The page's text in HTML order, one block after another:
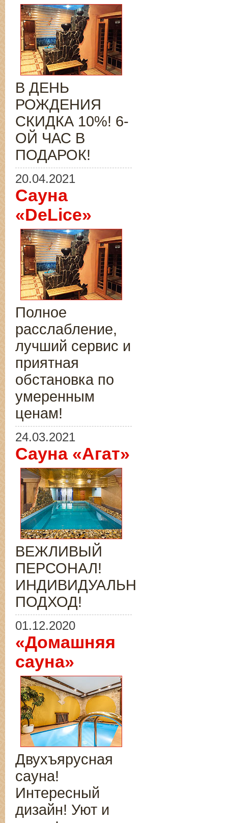
В ДЕНЬ
РОЖДЕНИЯ
СКИДКА 10%! 6-
ОЙ ЧАС В
ПОДАРОК!
20.04.2021
Сауна
«DeLice»
Полное
расслабление,
лучший сервис и
приятная
обстановка по
умеренным
ценам!
24.03.2021
Сауна «Агат»
ВЕЖЛИВЫЙ
ПЕРСОНАЛ!
ИНДИВИДУАЛЬНЫЙ
ПОДХОД!
01.12.2020
«Домашняя
сауна»
Двухъярусная
сауна!
Интересный
дизайн! Уют и